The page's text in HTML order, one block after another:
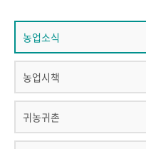
농업소식
농업시책
귀농귀촌